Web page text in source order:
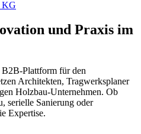
und Praxis im
Plattform für den
Architekten, Tragwerksplaner
Holzbau-Unternehmen. Ob
serielle Sanierung oder
Expertise.